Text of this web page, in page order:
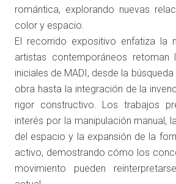
romántica, explorando nuevas
color y espacio.
El recorrido expositivo enfatiza la
artistas contemporáneos retoman
iniciales de MADI, desde la
obra hasta la integración de la
rigor constructivo. Los trabajos
interés por la manipulación manual,
del espacio y la expansión de la
activo, demostrando cómo los
movimiento pueden